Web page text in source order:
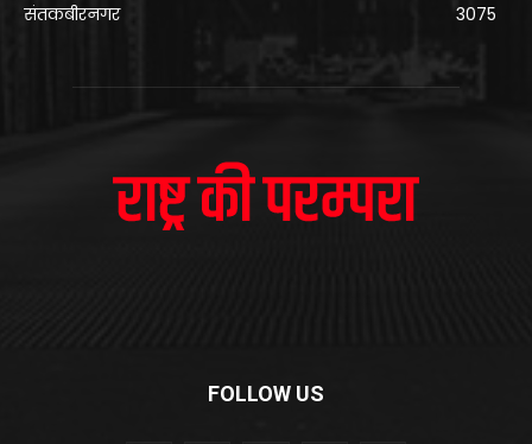
संतकबीरनगर
3075
FOLLOW US